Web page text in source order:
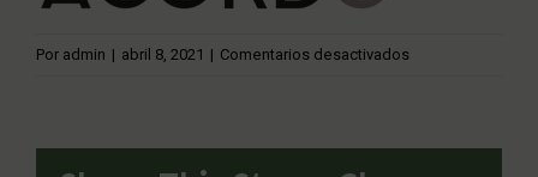
Contacto
Por admin | abril 8, 2021 | Comentarios desactivadosen